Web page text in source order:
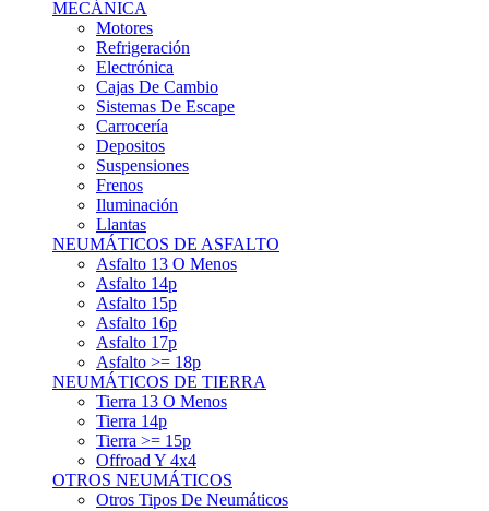
Asfalto 16p
Asfalto 17p
Asfalto >= 18p
NEUMÁTICOS DE TIERRA
Tierra 13 O Menos
Tierra 14p
Tierra >= 15p
Offroad Y 4x4
OTROS NEUMÁTICOS
Otros Tipos De Neumáticos
HABITACULO
Asiento Baquet
Arneses
Volantes
Pedales
Extinción
Resto De Accesorios
EQUIPACIÓN PILOTO/COPILOTO
Packs Completos
Monos De Competición
Botines De Competición
Guantes
Ropa Interior
Cascos
Sistemas Hans